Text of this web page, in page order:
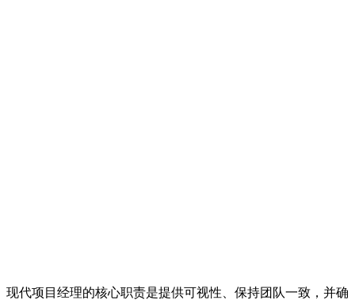
现代项目经理的核心职责是提供可视性、保持团队一致，并确